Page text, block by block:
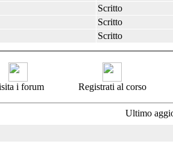
Scritto
Scritto
Scritto
i forum Registrati al corso
Ultimo